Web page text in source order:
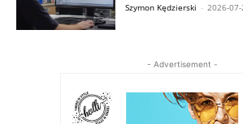
Szymon Kędzierski - 2026-07-
- Advertisement -